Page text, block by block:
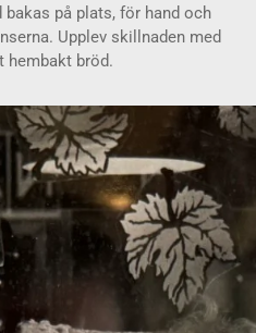
på plats, för hand och
Upplev skillnaden med
hembakt bröd.